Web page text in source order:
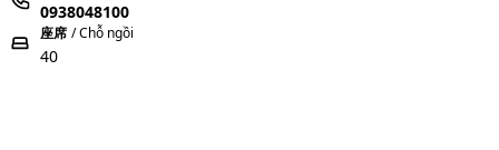
0938048100
座席 / Chỗ ngồi
40